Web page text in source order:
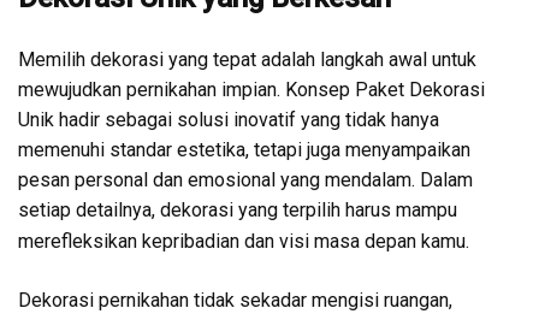
Memilih dekorasi yang tepat adalah langkah awal untuk
mewujudkan pernikahan impian. Konsep Paket Dekorasi
Unik hadir sebagai solusi inovatif yang tidak hanya
memenuhi standar estetika, tetapi juga menyampaikan
pesan personal dan emosional yang mendalam. Dalam
setiap detailnya, dekorasi yang terpilih harus mampu
merefleksikan kepribadian dan visi masa depan kamu.
Dekorasi pernikahan tidak sekadar mengisi ruangan,